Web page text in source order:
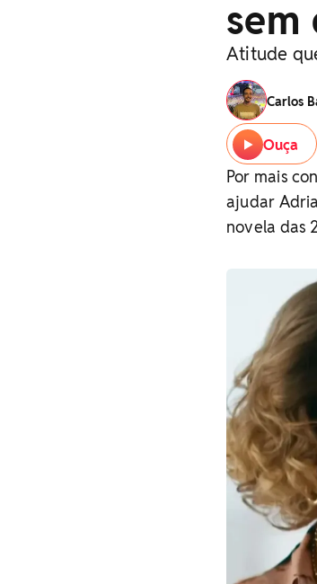
sem
Atitude
Carlos
Ouça
Por mais
ajudar
novela das